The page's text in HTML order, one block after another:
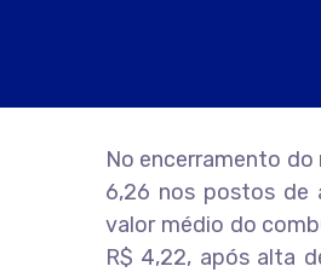
No encerramento
6,26 nos postos de
valor médio do
R$ 4,22, após alta